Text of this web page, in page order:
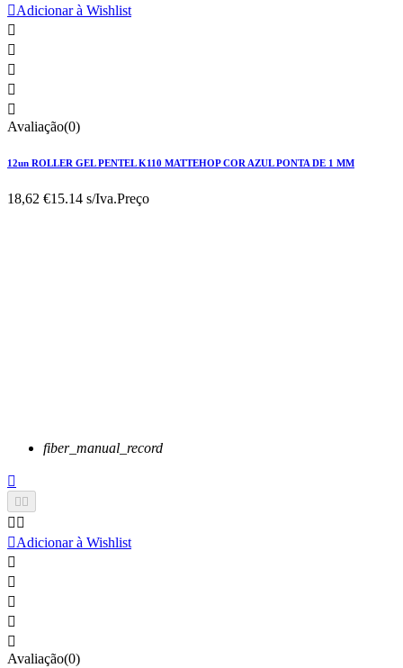
Adicionar à Wishlist





Avaliação(0)
12un ROLLER GEL PENTEL K110 MATTEHOP COR AZUL PONTA DE 1 MM
18,62 €15.14 s/Iva.Preço
fiber_manual_record

 
 
Adicionar à Wishlist





Avaliação(0)